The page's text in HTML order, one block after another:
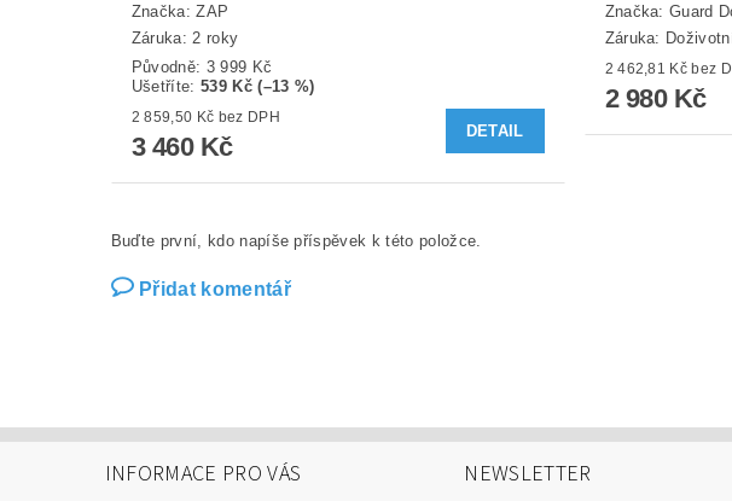
Značka:ZAP
Záruka: 2 roky
Původně: 3 999 Kč
Ušetříte: 539 Kč (–13 %)
2 859,50 Kč bez DPH
3 460 Kč
DETAIL
Značka:Guard
Záruka:
2 462,81 Kč
2 980 Kč
Buďte první, kdo napíše příspěvek k této položce.
Přidat komentář
INFORMACE PRO VÁS NEWSLETTER